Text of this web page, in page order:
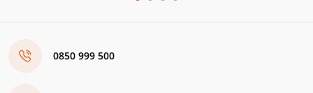
0850 999 500